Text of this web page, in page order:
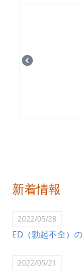
新着情報
2022/05/28
ED（勃起不全）
2022/05/21